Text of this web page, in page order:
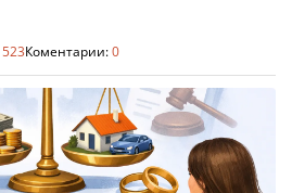
523Коментарии:0